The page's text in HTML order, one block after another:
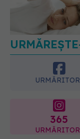
365